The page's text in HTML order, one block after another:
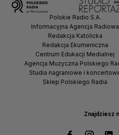
Znajdziesz
Polskie Radio S.A.
Informacyjna Agencja Radiowa
Redakcja Katolicka
Redakcja Ekumeniczna
Centrum Edukacji Medialnej
Agencja Muzyczna Polskiego
Studia nagraniowe i
Sklep Polskiego Radia